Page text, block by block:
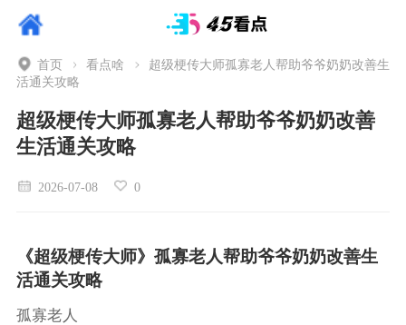
首页 看点啥
超级梗传大师孤寡老人帮助爷爷奶奶改善生
活通关攻略
超级梗传大师孤寡老人帮助爷爷奶奶改善
生活通关攻略
2026-07-08 0
《超级梗传大师》孤寡老人帮助爷爷奶奶改善生
活通关攻略
孤寡老人